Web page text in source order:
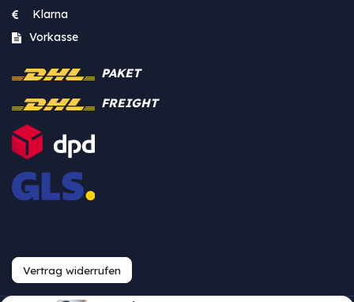
Klarna
Vorkasse
PAKET
FREIGHT
Vertrag widerrufen